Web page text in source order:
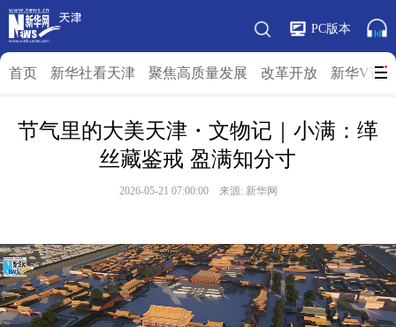
PC版本
首页 新华社看天津 聚焦高质量发展 改革开放 新华V访
节气里的大美天津・文物记｜小满：缂
丝藏鉴戒 盈满知分寸
2026-05-21 07:00:00 来源: 新华网